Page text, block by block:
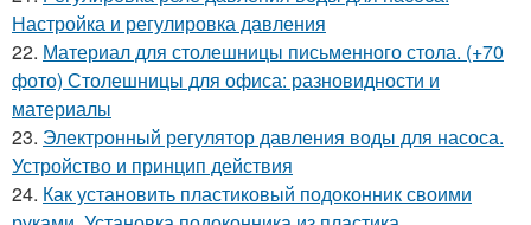
Настройка и регулировка давления
22. Материал для столешницы письменного стола. (+70
фото) Столешницы для офиса: разновидности и
материалы
23. Электронный регулятор давления воды для насоса.
Устройство и принцип действия
24. Как установить пластиковый подоконник своими